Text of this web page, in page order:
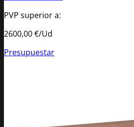
PVP superior a:
2600,00€/Ud
Presupuestar